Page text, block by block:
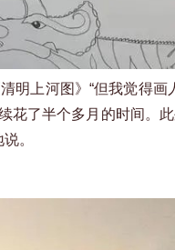
上河图》“但我觉得
了半个多月的时间。
。